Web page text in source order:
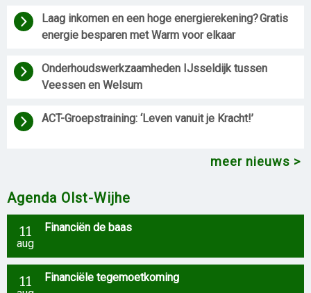
Laag inkomen en een hoge energierekening? Gratis
energie besparen met Warm voor elkaar
Onderhoudswerkzaamheden IJsseldijk tussen
ACT-Groepstraining: ‘Leven vanuit je Kracht!’
meer nieuws
Agenda Olst-Wijhe
11
aug
Financiën de baas
11 Financiële tegemoetkoming